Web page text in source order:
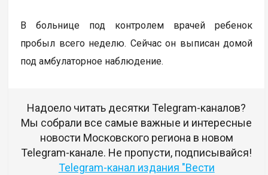
В больнице под контролем врачей ребенок
пробыл всего неделю. Сейчас он выписан домой
под амбулаторное наблюдение.
Надоело читать десятки Telegram-каналов?
Мы собрали все самые важные и интересные
новости Московского региона в новом
Telegram-канале. Не пропусти, подписывайся!
Telegram-канал издания "Вести